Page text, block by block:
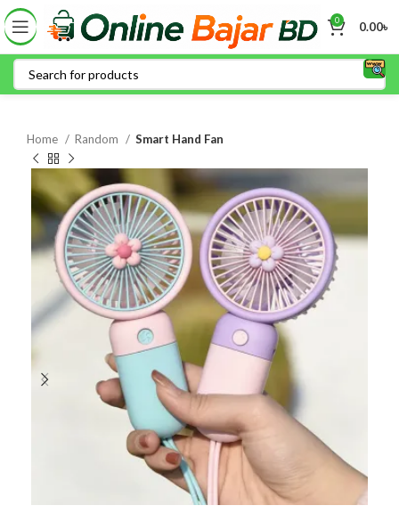
0 0.00৳
Home Random Smart Hand Fan